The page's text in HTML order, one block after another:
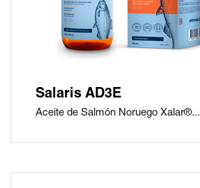
Salaris AD3E
Aceite de Salmón Noruego Xalar®...